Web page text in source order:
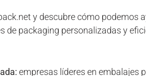
y descubre cómo podemos
de packaging personalizadas y
empresas líderes en embalajes